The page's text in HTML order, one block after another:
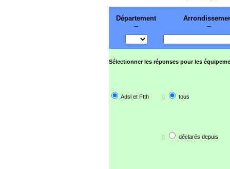
Département
--
--
Sélectionner les réponses pour les
Adsl et Ftth | tous
| déclarés depuis